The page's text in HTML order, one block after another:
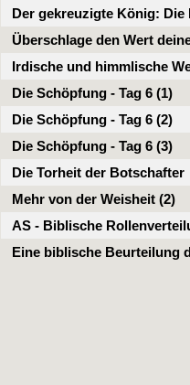
Der gekreuzigte König:
Überschlage den Wert
Irdische und himmlische
Die Schöpfung - Tag 6 (1)
Die Schöpfung - Tag 6 (2)
Die Schöpfung - Tag 6 (3)
Die Torheit der Botschafter
Mehr von der Weisheit (2)
AS - Biblische
Eine biblische Beurteilung